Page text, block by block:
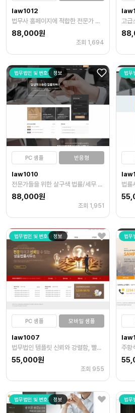
law1012
법무사 홈페이지에 적합한 전문가 이미지, 모던한 디자인, 신뢰 높이는 템플릿
88,000원
조회 1,694
정보
법무법인 및 변호사
PC 샘플 반응형
law1010
전문가들을 위한 살구색 법률/세무 홈페이지 템플릿
88,000원
조회 1,951
법무
정보
법무법인 및 변호사
PC 샘플 모바일 샘플
law1007
법무법인 템플릿 신뢰와 강렬함, 빨강색으로 주목성 강조
55,000원
조회 955
법무
정보
법무법인 및 변호사 법무